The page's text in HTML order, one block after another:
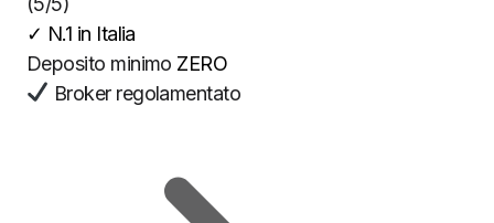
✓ N.1 in Italia
Deposito minimo ZERO
Broker regolamentato